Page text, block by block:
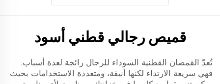
قميص رجالي قطني أسود
تُعدّ القمصان القطنية السوداء للرجال رائجة لعدة أسباب.
فهي سريعة الارتداء لكنها أنيقة، ومتعددة الاستخدامات بحيث